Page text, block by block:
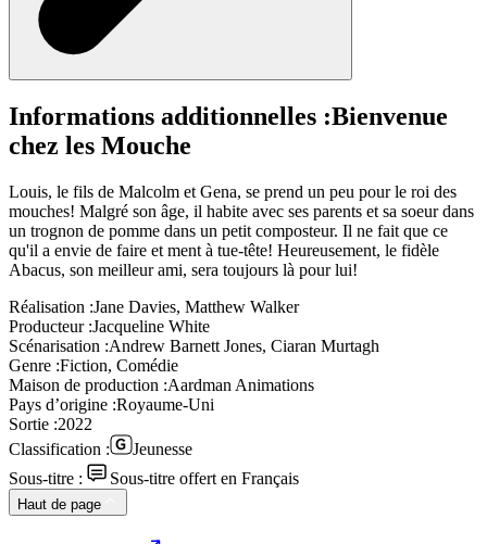
Informations additionnelles :Bienvenue
chez les Mouche
Louis, le fils de Malcolm et Gena, se prend un peu pour le roi des
mouches! Malgré son âge, il habite avec ses parents et sa soeur dans
un trognon de pomme dans un petit composteur. Il ne fait que ce
qu'il a envie de faire et ment à tue-tête! Heureusement, le fidèle
Abacus, son meilleur ami, sera toujours là pour lui!
Réalisation :Jane Davies, Matthew Walker
Producteur :Jacqueline White
Scénarisation :Andrew Barnett Jones, Ciaran Murtagh
Genre :Fiction, Comédie
Maison de production :Aardman Animations
Pays d’origine :Royaume-Uni
Sortie :2022
Classification :
Jeunesse
Sous-titre :
Sous-titre offert en Français
Haut de page